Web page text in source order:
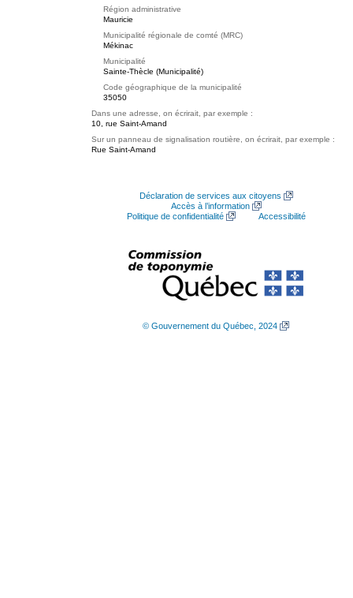
Région administrative
Mauricie
Municipalité régionale de comté (MRC)
Mékinac
Municipalité
Sainte-Thècle (Municipalité)
Code géographique de la municipalité
35050
Dans une adresse, on écrirait, par exemple :
10, rue Saint-Amand
Sur un panneau de signalisation routière, on écrirait, par exemple :
Rue Saint-Amand
Déclaration de services aux citoyens
Accès à l’information
Politique de confidentialité
Accessibilité
© Gouvernement du Québec, 2024